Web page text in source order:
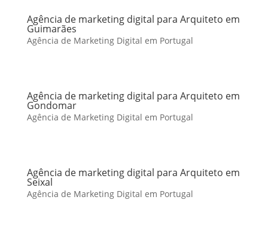
Agência de marketing digital para Arquiteto em
Guimarães
Agência de Marketing Digital em Portugal
Agência de marketing digital para Arquiteto em
Gondomar
Agência de Marketing Digital em Portugal
Agência de marketing digital para Arquiteto em
Seixal
Agência de Marketing Digital em Portugal